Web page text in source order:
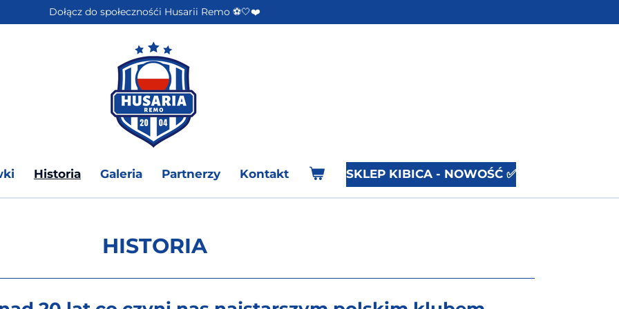
Dołącz do społecznośći Husarii Remo ⚽️🤍❤️
Historia Galeria Partnerzy Kontakt SKLEP KIBICA - NOWOŚĆ ✅
HISTORIA